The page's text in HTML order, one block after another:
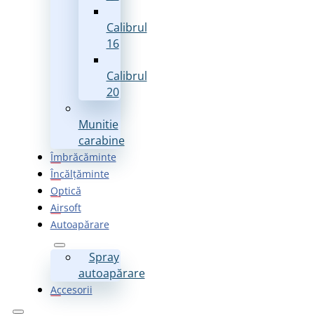
Calibrul
16
Calibrul
20
Munitie
carabine
Îmbrăcăminte
Încălțăminte
Optică
Airsoft
Autoapărare
Spray
autoapărare
Accesorii